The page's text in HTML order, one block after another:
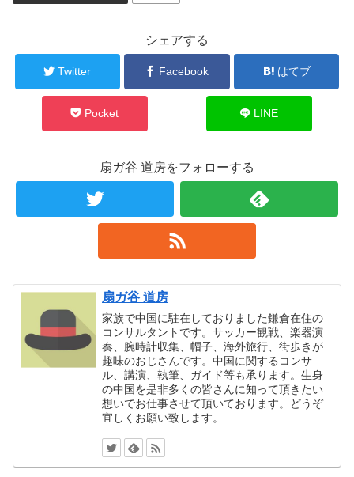
シェアする
Twitter Facebook はてブ
Pocket LINE
扇ガ谷 道房をフォローする
扇ガ谷 道房
家族で中国に駐在しておりました鎌倉在住の
コンサルタントです。サッカー観戦、楽器演
奏、腕時計収集、帽子、海外旅行、街歩きが
趣味のおじさんです。中国に関するコンサ
ル、講演、執筆、ガイド等も承ります。生身
の中国を是非多くの皆さんに知って頂きたい
想いでお仕事させて頂いております。どうぞ
宜しくお願い致します。